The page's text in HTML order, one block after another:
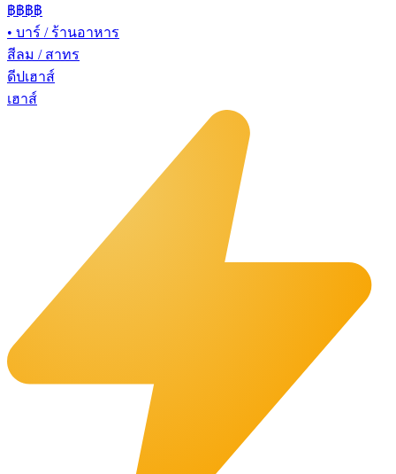
฿฿฿฿
• บาร์ / ร้านอาหาร
สีลม / สาทร
ดีปเฮาส์
เฮาส์